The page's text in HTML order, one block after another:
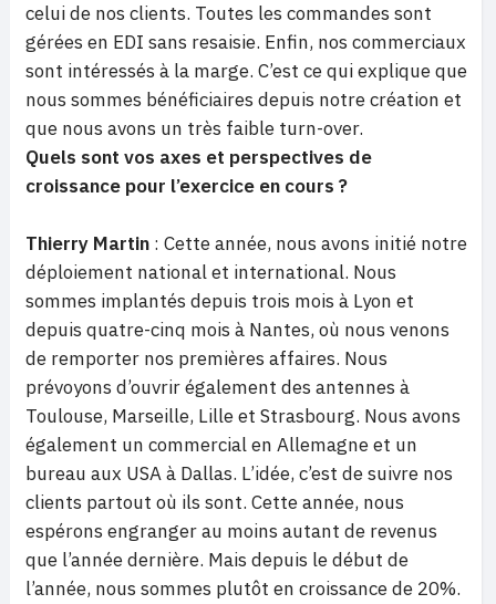
celui de nos clients. Toutes les commandes sont
gérées en EDI sans resaisie. Enfin, nos commerciaux
sont intéressés à la marge. C’est ce qui explique que
nous sommes bénéficiaires depuis notre création et
que nous avons un très faible turn-over.
Quels sont vos axes et perspectives de
croissance pour l’exercice en cours ?
Thierry Martin : Cette année, nous avons initié notre
déploiement national et international. Nous
sommes implantés depuis trois mois à Lyon et
depuis quatre-cinq mois à Nantes, où nous venons
de remporter nos premières affaires. Nous
prévoyons d’ouvrir également des antennes à
Toulouse, Marseille, Lille et Strasbourg. Nous avons
également un commercial en Allemagne et un
bureau aux USA à Dallas. L’idée, c’est de suivre nos
clients partout où ils sont. Cette année, nous
espérons engranger au moins autant de revenus
que l’année dernière. Mais depuis le début de
l’année, nous sommes plutôt en croissance de 20%.